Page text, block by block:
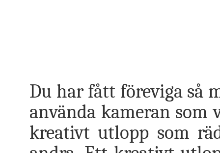
Du har fått föreviga så
använda kameran
kreativt utlopp som